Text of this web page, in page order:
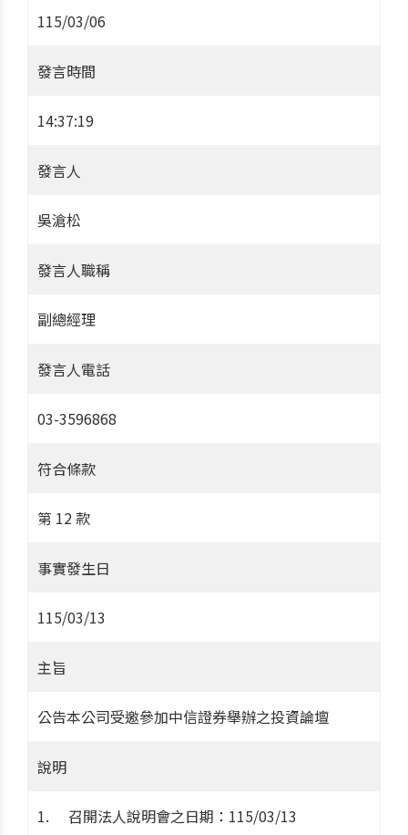
115/03/06
發言時間
14:37:19
發言人
吳滄松
發言人職稱
副總經理
發言人電話
03-3596868
符合條款
第 12 款
事實發生日
115/03/13
主旨
公告本公司受邀參加中信證券舉辦之投資論壇
說明
召開法人說明會之日期：115/03/13